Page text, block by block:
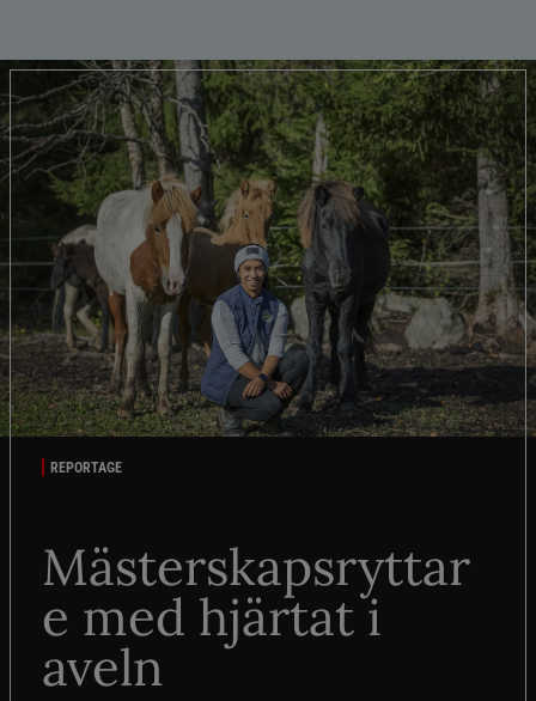
REPORTAGE
Mästerskapsryttar
e med hjärtat i
aveln